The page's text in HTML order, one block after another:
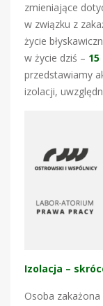
zmieniające
w związku z
życie
w życie dziś –
przedstawiamy
izolacji,
Izolacja –
Osoba